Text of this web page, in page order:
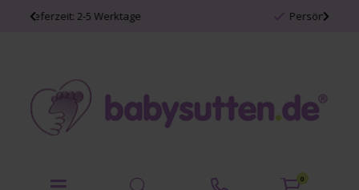
Persönliche Babyartikel
0